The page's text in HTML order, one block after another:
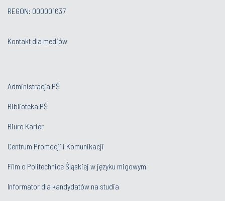
REGON: 000001637
Kontakt dla mediów
Administracja PŚ
Biblioteka PŚ
Biuro Karier
Centrum Promocji i Komunikacji
Film o Politechnice Śląskiej w języku migowym
Informator dla kandydatów na studia